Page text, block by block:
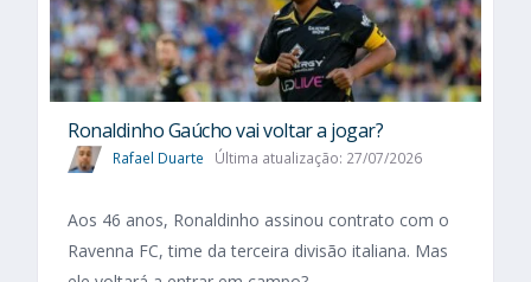
Ronaldinho Gaúcho vai voltar a jogar?
Rafael Duarte Última atualização: 27/07/2026
Aos 46 anos, Ronaldinho assinou contrato com o
Ravenna FC, time da terceira divisão italiana. Mas